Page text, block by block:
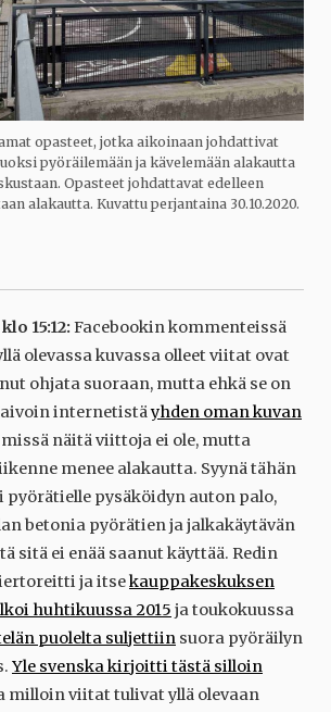
opasteet, jotka aikoinaan johdattivat
pyöräilemään ja kävelemään alakautta
Opasteet johdattavat edelleen
alakautta. Kuvattu perjantaina 30.10.2020.
15:12: Facebookin kommenteissä
olevassa kuvassa olleet viitat ovat
ohjata suoraan, mutta ehkä se on
internetistäyhden oman kuvan
missä näitä viittoja ei ole, mutta
menee alakautta. Syynä tähän
pysäköidyn auton palo,
betonia pyörätien ja jalkakäytävän
sitä ei enää saanut käyttää. Redin
ja itsekauppakeskuksen
huhtikuussa 2015 ja toukokuussa
puolelta suljettiin suora pyöräilyn
Yle svenska kirjoitti tästä silloin
milloin viitat tulivat yllä olevaan